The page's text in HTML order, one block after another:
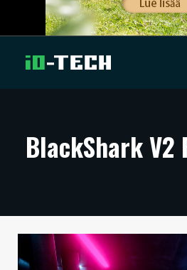
ARTIKKELIT
TECHBBS
TIETOA
BlackShark V2